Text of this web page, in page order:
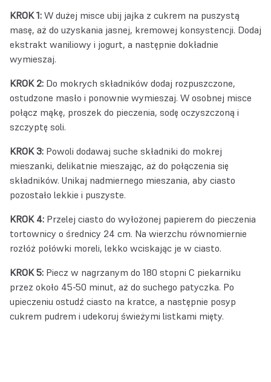
KROK 1: W dużej misce ubij jajka z cukrem na puszystą
masę, aż do uzyskania jasnej, kremowej konsystencji. Dodaj
ekstrakt waniliowy i jogurt, a następnie dokładnie
wymieszaj.
KROK 2: Do mokrych składników dodaj rozpuszczone,
ostudzone masło i ponownie wymieszaj. W osobnej misce
połącz mąkę, proszek do pieczenia, sodę oczyszczoną i
szczyptę soli.
KROK 3: Powoli dodawaj suche składniki do mokrej
mieszanki, delikatnie mieszając, aż do połączenia się
składników. Unikaj nadmiernego mieszania, aby ciasto
pozostało lekkie i puszyste.
KROK 4: Przelej ciasto do wyłożonej papierem do pieczenia
tortownicy o średnicy 24 cm. Na wierzchu równomiernie
rozłóż połówki moreli, lekko wciskając je w ciasto.
KROK 5: Piecz w nagrzanym do 180 stopni C piekarniku
przez około 45-50 minut, aż do suchego patyczka. Po
upieczeniu ostudź ciasto na kratce, a następnie posyp
cukrem pudrem i udekoruj świeżymi listkami mięty.